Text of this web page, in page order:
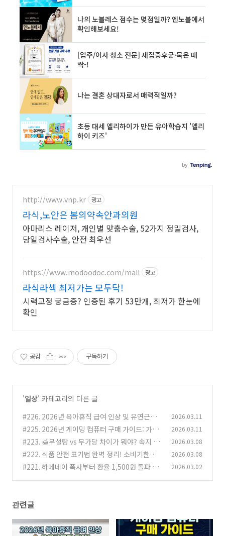
http://www.vnp.kr 광고
라식,노안은 봄의약속안과의원
아마리스 레이저, 개인별 맞춤수술, 52가지 정밀검사,
당일검사수술, 안전 최우선
https://www.modoodoc.com/mall 광고
라식라섹 최저가는 모두닥!
시력교정 궁금증? 인증된 후기 53만개, 최저가 한눈에
확인
공감 구독하기
'일상' 카테고리의 다른 글
#226. 2026년 육아휴직 급여 인상 및 유연근무
제 확대 총정리! (신청 방법 및 조건) (1)
2026.03.11
#225. 2026년 게이밍 컴퓨터 구매 가이드: 가성
비부터 하이엔드 견적까지 완벽 정리 (0)
2026.03.11
#223. 🍯무설탕 vs 무가당 차이가 뭐야? 속지 않
고 건강하게 '제로' 즐기는 꿀팁 (0)
2026.03.08
#222. 식품 안전 표기법 완벽 정리! 소비기한부
터 알레르기 표시까지
(0)
2026.03.08
#221. 하메네이 폭사부터 환율 1,500원 돌파 위
2026.03.02
관련글